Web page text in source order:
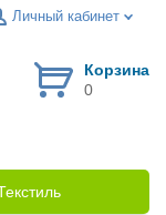
Личный кабинет
Корзина
0